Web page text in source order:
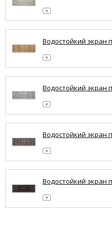
Водостойкий экран
Водостойкий экран
Водостойкий экран
Водостойкий экран